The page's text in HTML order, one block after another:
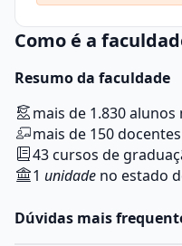
Como é a
Resumo da faculdade
mais de 1.830
mais de 150 docentes
43 cursos de
1 unidade no estado
Dúvidas mais